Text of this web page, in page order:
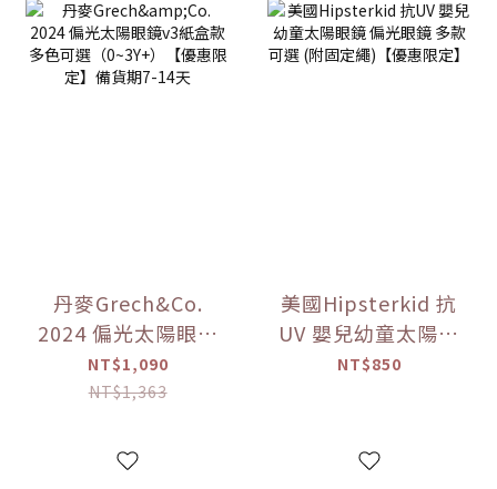
丹麥Grech&Co.
2024 偏光太陽眼鏡
v3紙盒款 多色可選
（0~3Y+）【優惠
天
NT$1,090
NT$1,363
美國Hipsterkid 抗
UV 嬰兒幼童太陽眼
鏡 偏光眼鏡 多款可
NT$850